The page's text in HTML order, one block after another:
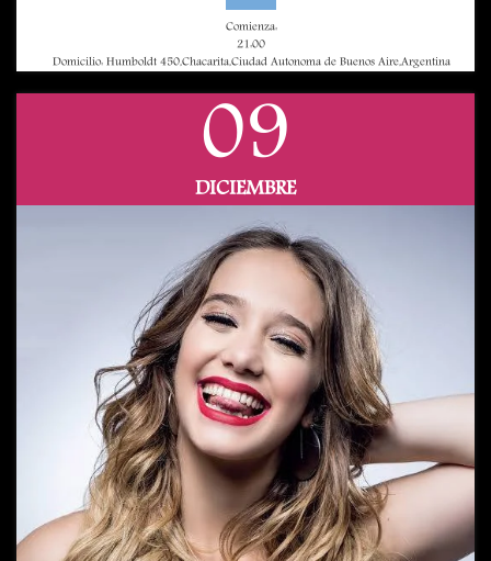
Comienza:
21:00
Domicilio: Humboldt 450,Chacarita,Ciudad Autonoma de Buenos Aire,Argentina
09
DICIEMBRE